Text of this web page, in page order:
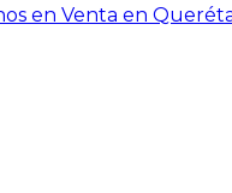
en Venta en